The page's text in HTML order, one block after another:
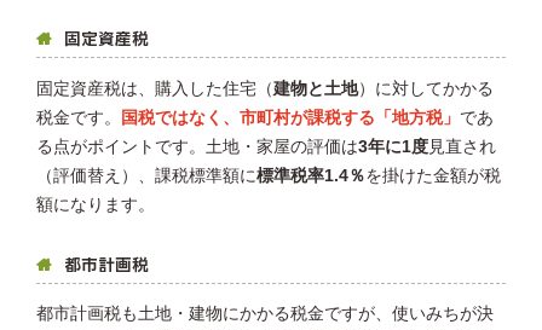
固定資産税
固定資産税は、購入した住宅（建物と土地）に対してかかる
税金です。
国税ではなく、市町村が課税する「地方税」 であ
る点がポイントです。土地・家屋の評価は3年に1度 見直され
（評価替え）、課税標準額に標準税率1.4％を掛けた金額が税
額になります。
都市計画税
都市計画税も土地・建物にかかる税金ですが、使いみちが決